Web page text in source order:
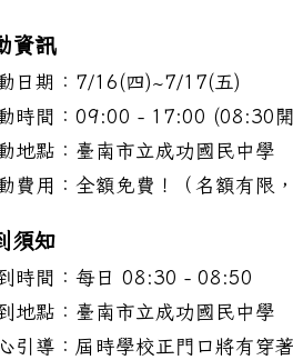
轉教育部「115學年度高級中
資訊
日期：7/16(四)~7/17(五)
時間：09:00 - 17:00 (08:30
地點：臺南市立成功國民中學
費用：全額免費！（名額有限
須知
時間：每日 08:30 - 08:50
地點：臺南市立成功國民中學
引導：屆時學校正門口將有穿